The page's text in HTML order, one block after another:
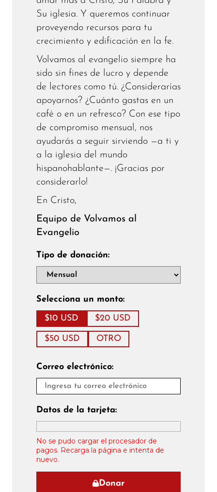
Su iglesia. Y queremos continuar
proveyendo recursos para tu
crecimiento y edificación en la fe.
Volvamos al evangelio siempre ha
sido sin fines de lucro y depende
de lectores como tú. ¿Considerarías
apoyarnos? ¿Cuánto gastas en un
café o en un refresco? Con ese tipo
de compromiso mensual, nos
ayudarás a seguir sirviendo —a ti y
a la iglesia del mundo
hispanohablante—. ¡Gracias por
considerarlo!
En Cristo,
Equipo de Volvamos al
Evangelio
Tipo de donación:
Selecciona un monto:
$10 USD $20 USD
$50 USD OTRO
Correo electrónico:
Datos de la tarjeta:
No se pudo cargar el procesador de
pagos. Recarga la página e intenta de
nuevo.
Donar